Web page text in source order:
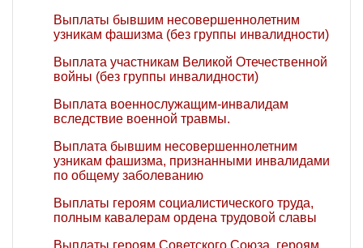
Выплаты бывшим несовершеннолетним
узникам фашизма (без группы инвалидности)
Выплата участникам Великой Отечественной
войны (без группы инвалидности)
Выплата военнослужащим-инвалидам
вследствие военной травмы.
Выплата бывшим несовершеннолетним
узникам фашизма, признанными инвалидами
по общему заболеванию
Выплаты героям социалистического труда,
полным кавалерам ордена трудовой славы
Выплаты героям Советского Союза, героям